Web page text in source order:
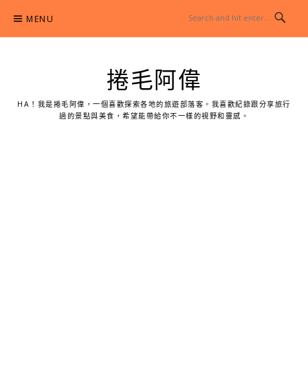
content
MENU
捲毛阿偉
HA！我是捲毛阿偉，一個喜歡探索各地的旅遊部落客。我喜歡紀錄跟分享旅行
過的景點與美食，希望能帶給你不一樣的視野和靈感。